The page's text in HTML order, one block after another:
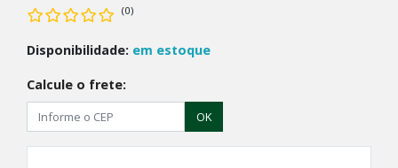
(0)
Disponibilidade: em estoque
Calcule o frete:
OK